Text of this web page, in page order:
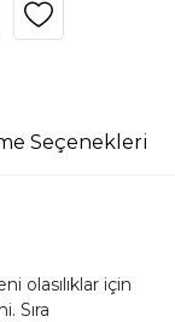
Seçenekleri
olasılıklar için
Sıra